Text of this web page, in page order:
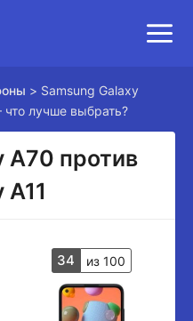
> Samsung Galaxy
что лучше выбрать?
A70 против
34 из 100